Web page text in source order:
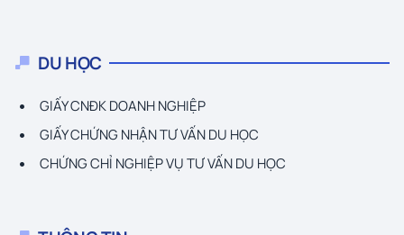
DU HỌC
GIẤY CNĐK DOANH NGHIỆP
GIẤY CHỨNG NHẬN TƯ VẤN DU HỌC
CHỨNG CHỈ NGHIỆP VỤ TƯ VẤN DU HỌC